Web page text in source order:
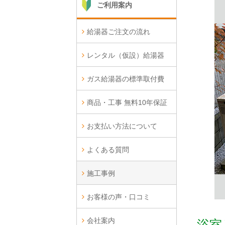
ご利用案内
給湯器ご注文の流れ
レンタル（仮設）給湯器
ガス給湯器の標準取付費
商品・工事 無料10年保証
お支払い方法について
よくある質問
施工事例
お客様の声・口コミ
会社案内